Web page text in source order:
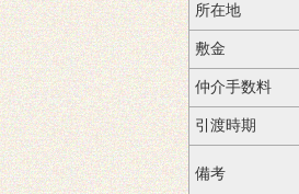
所在地
敷金
仲介手数料
引渡時期
備考